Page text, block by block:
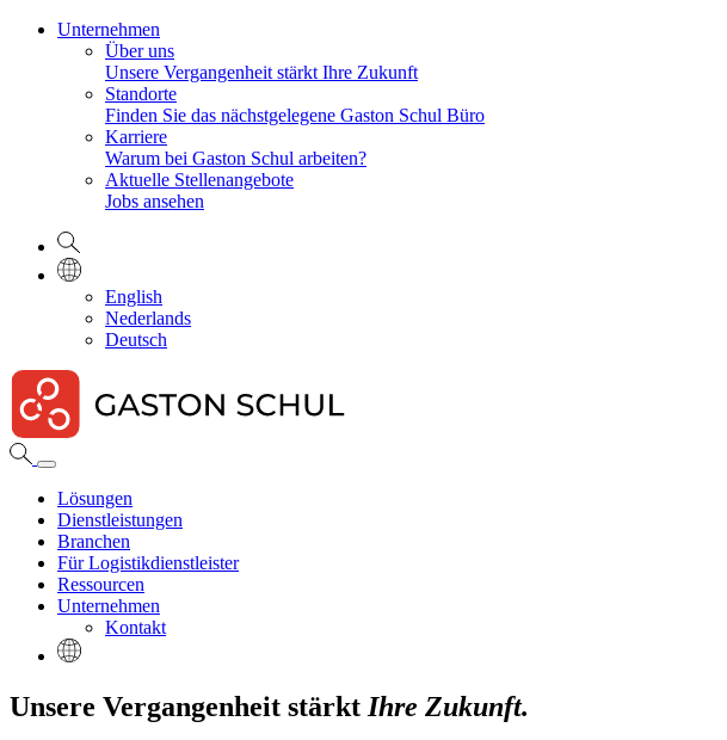
Unternehmen
Über uns
Unsere Vergangenheit stärkt Ihre Zukunft
Standorte
Finden Sie das nächstgelegene Gaston Schul Büro
Karriere
Warum bei Gaston Schul arbeiten?
Aktuelle Stellenangebote
Jobs ansehen
English
Nederlands
Deutsch
Lösungen
Dienstleistungen
Branchen
Für Logistikdienstleister
Ressourcen
Unternehmen
Kontakt
Unsere Vergangenheit stärkt Ihre Zukunft.